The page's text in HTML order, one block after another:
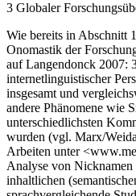
3 Globaler
Wie bereits in Abschnitt
Onomastik der
auf Langendonck 2007:
internetlinguistischer
insgesamt und
andere Phänomene wie
unterschiedlichsten
wurden (vgl. Marx/
Arbeiten unter <
Analyse von
inhaltlichen